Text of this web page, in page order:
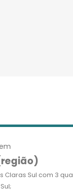
Claras Sul com 3